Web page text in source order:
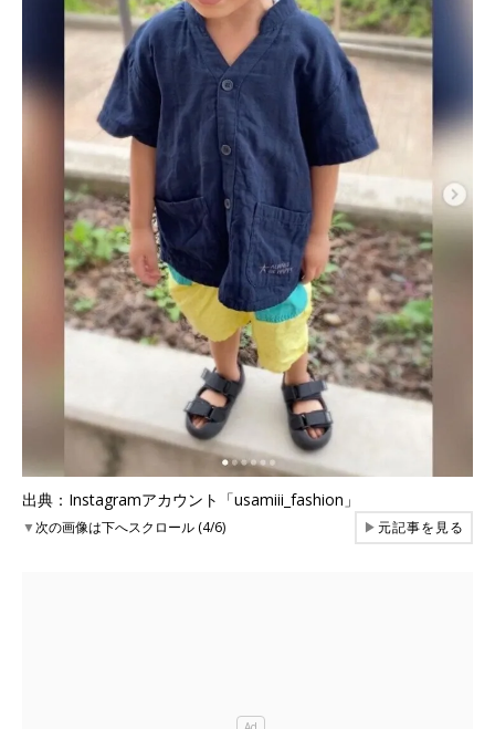
出典：Instagramアカウント「usamiii_fashion」
▼次の画像は下へスクロール (4/6) ▶元記事を見る